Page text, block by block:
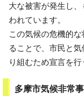
大な被害が発生し
われています。
この気候の危機的
ることで、市民と
り組むため宣言を行
多摩市気候非常